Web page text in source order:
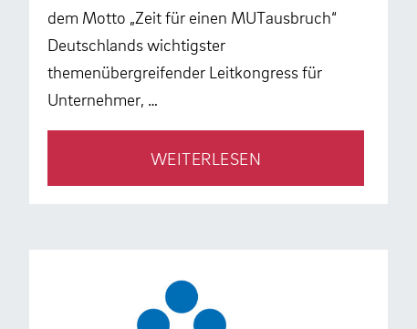
dem Motto „Zeit für einen MUTausbruch“
Deutschlands wichtigster
themenübergreifender Leitkongress für
Unternehmer, …
WEITERLESEN